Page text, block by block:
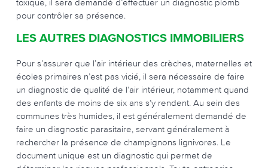
toxique, il sera demandé d’effectuer un diagnostic plomb
pour contrôler sa présence.
LES AUTRES DIAGNOSTICS IMMOBILIERS
Pour s’assurer que l’air intérieur des crèches, maternelles et
écoles primaires n’est pas vicié, il sera nécessaire de faire
un diagnostic de qualité de l’air intérieur, notamment quand
des enfants de moins de six ans s’y rendent. Au sein des
communes très humides, il est généralement demandé de
faire un diagnostic parasitaire, servant généralement à
rechercher la présence de champignons lignivores. Le
document unique est un diagnostic qui permet de